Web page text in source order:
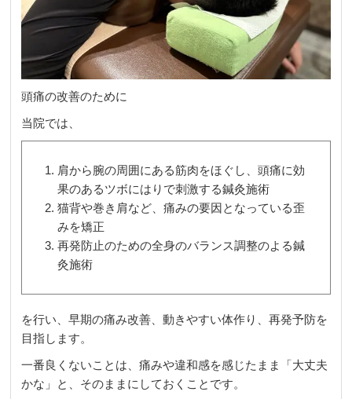
頭痛の改善のために
当院では、
肩から腕の周囲にある筋肉をほぐし、頭痛に効
果のあるツボにはりで刺激する鍼灸施術
猫背や巻き肩など、痛みの要因となっている歪
みを矯正
再発防止のための全身のバランス調整のよる鍼
灸施術
を行い、早期の痛み改善、動きやすい体作り、再発予防を
目指します。
一番良くないことは、痛みや違和感を感じたまま「大丈夫
かな」と、そのままにしておくことです。